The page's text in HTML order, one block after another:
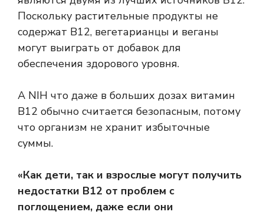
Поскольку растительные продукты не
содержат B12, вегетарианцы и веганы
могут выиграть от добавок для
обеспечения здорового уровня.
А NIH что даже в больших дозах витамин
B12 обычно считается безопасным, потому
что организм не хранит избыточные
суммы.
«Как дети, так и взрослые могут получить
недостатки B12 от проблем с
поглощением, даже если они